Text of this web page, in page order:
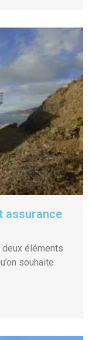
assurance
deux éléments
souhaite